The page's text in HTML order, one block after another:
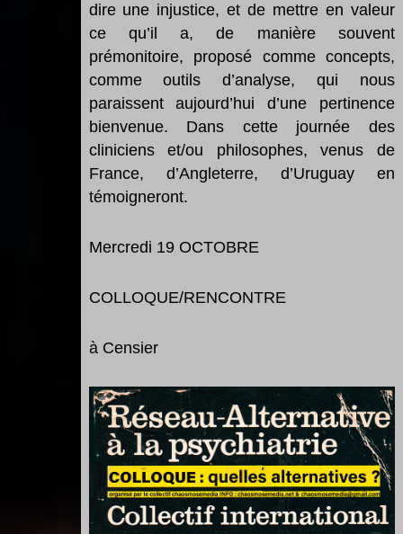
dire une injustice, et de mettre en valeur
ce qu’il a, de manière souvent
prémonitoire, proposé comme concepts,
comme outils d’analyse, qui nous
paraissent aujourd’hui d’une pertinence
bienvenue.
Dans cette journée des
cliniciens et/ou philosophes, venus de
France, d’Angleterre, d’Uruguay en
témoigneront.
Mercredi 19OCTOBRE
COLLOQUE/RENCONTRE
à Censier